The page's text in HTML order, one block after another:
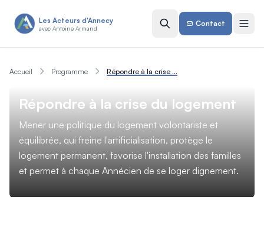
Les Acteurs d'Annecy
avec Antoine Armand
Contact
Accueil Programme Répondre à la crise du logement
Répondre à la crise du logement
Mener une politique du logement volontariste et
équilibrée, qui freine l'artificialisation, protège le
logement permanent, favorise l'installation des familles
et permet à chaque Annécien de se loger dignement.